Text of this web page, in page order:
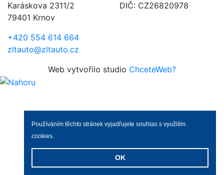
Používáním těchto stránek vyjadřujete souhlas s využitím
cookies
OK
Karáskova 2311/2
79401 Krnov
DIČ: CZ26820978
+420 554 614 664
zltauto@zltauto.cz
Web vytvořilo studio ChceteWeb?